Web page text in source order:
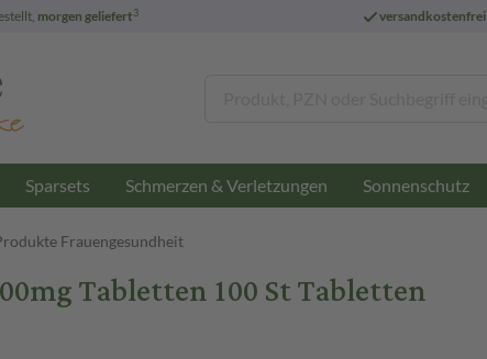
morgen geliefert3 versandkostenfrei
Sparsets Schmerzen & Verletzungen Sonnenschutz
Frauengesundheit
Tabletten 100 St Tabletten